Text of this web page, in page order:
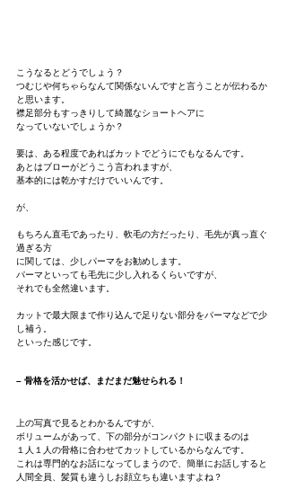
こうなるとどうでしょう？
つむじや何ちゃらなんて関係ないんですと言うことが伝わるか
と思います。
襟足部分もすっきりして綺麗なショートヘアに
なっていないでしょうか？
要は、ある程度であればカットでどうにでもなるんです。
あとはブローがどうこう言われますが、
基本的には乾かすだけでいいんです。
が、
もちろん直毛であったり、軟毛の方だったり、毛先が真っ直ぐ
過ぎる方
に関しては、少しパーマをお勧めします。
パーマといっても毛先に少し入れるくらいですが、
それでも全然違います。
カットで最大限まで作り込んで足りない部分をパーマなどで少
し補う。
といった感じです。
– 骨格を活かせば、まだまだ魅せられる！
上の写真で見るとわかるんですが、
ボリュームがあって、下の部分がコンパクトに収まるのは
１人１人の骨格に合わせてカットしているからなんです。
これは専門的なお話になってしまうので、簡単にお話しすると
人間全員、髪質も違うしお顔立ちも違いますよね？